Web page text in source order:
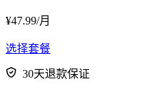
¥47.99/月
选择套餐
30天退款保证